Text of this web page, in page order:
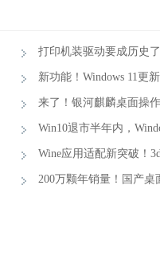
打印机装驱动要成历史
用
新功能！Windows 11更
的更大控制权
来了！银河麒麟桌面操
Win10退市半年内，
Wine应用适配新突破！
200万颗年销量！国产桌